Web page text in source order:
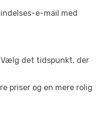
e-mail med
det tidspunkt, der
priser og en mere rolig